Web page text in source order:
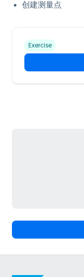
创建测量点
Exercise